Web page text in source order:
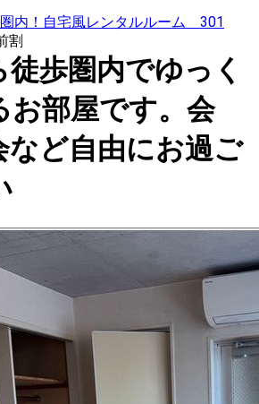
内！自宅風レンタルルーム 301
割
歩圏内でゆっく
お部屋です。会
など自由にお過ご